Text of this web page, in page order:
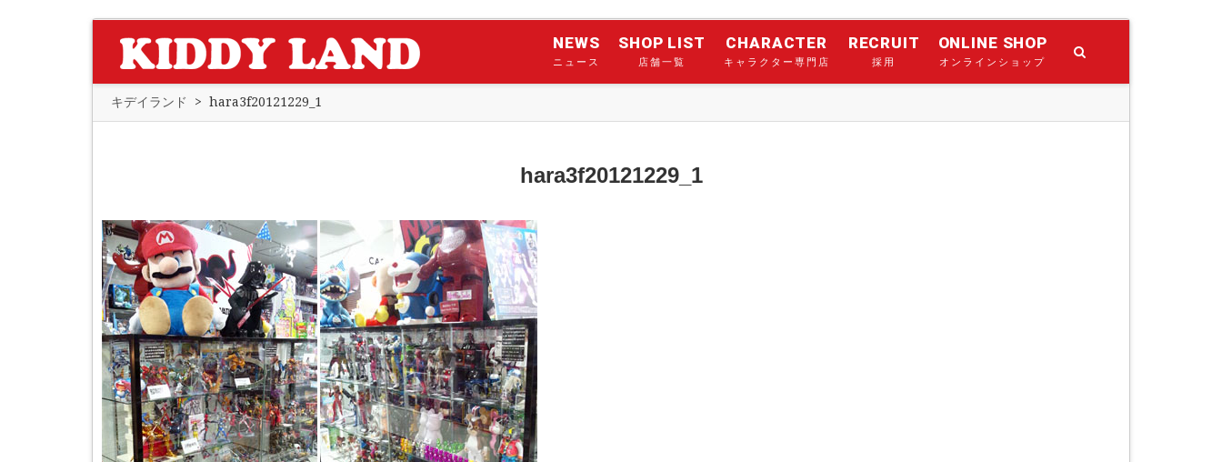
NEWS
ニュース
SHOP LIST
店舗一覧
CHARACTER
キャラクター専門店
RECRUIT
採用
ONLINE SHOP
オンラインショップ
キデイランド > hara3f20121229_1
hara3f20121229_1